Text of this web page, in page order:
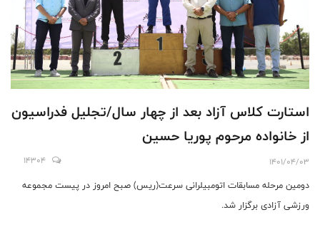
استارت کلاس آزاد بعد از چهار سال/تجلیل فدراسیون
از خانواده مرحوم پوریا حسین
1401/04/03
14304
دومین مرحله مسابقات اتومبیلرانی سرعت(ریس) صبح امروز در پیست مجموعه
ورزشی آزادی برگزار شد.